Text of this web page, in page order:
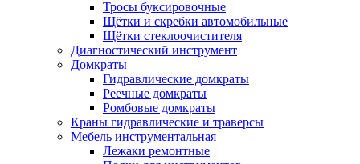
Тросы буксировочные
Щётки и скребки автомобильные
Щётки стеклоочистителя
Диагностический инструмент
Домкраты
Гидравлические домкраты
Реечные домкраты
Ромбовые домкраты
Краны гидравлические и траверсы
Мебель инструментальная
Лежаки ремонтные